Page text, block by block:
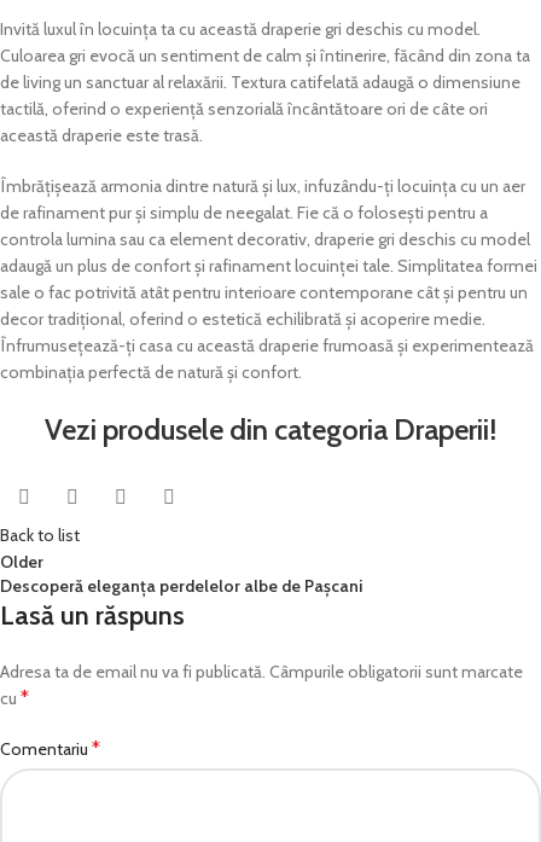
Invită luxul în locuința ta cu această draperie gri deschis cu model.
Culoarea gri evocă un sentiment de calm și întinerire, făcând din zona ta
de living un sanctuar al relaxării. Textura catifelată adaugă o dimensiune
tactilă, oferind o experiență senzorială încântătoare ori de câte ori
această draperie este trasă.
Îmbrățișează armonia dintre natură și lux, infuzându-ți locuința cu un aer
de rafinament pur și simplu de neegalat. Fie că o folosești pentru a
controla lumina sau ca element decorativ, draperie gri deschis cu model
adaugă un plus de confort și rafinament locuinței tale. Simplitatea formei
sale o fac potrivită atât pentru interioare contemporane cât și pentru un
decor tradițional, oferind o estetică echilibrată și acoperire medie.
Înfrumusețează-ți casa cu această draperie frumoasă și experimentează
combinația perfectă de natură și confort.
Vezi produsele din categoria Draperii!
Back to list
Older
Descoperă eleganța perdelelor albe de Pașcani
Lasă un răspuns
Adresa ta de email nu va fi publicată. Câmpurile obligatorii sunt marcate
cu *
Comentariu *